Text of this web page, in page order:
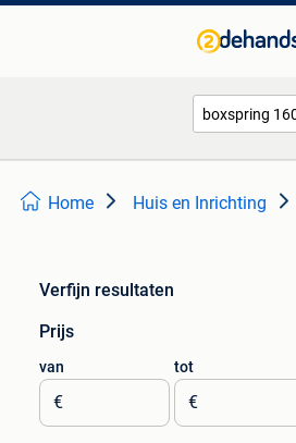
Home Huis en Inrichting
Verfijn resultaten
Prijs
van
€
tot
€